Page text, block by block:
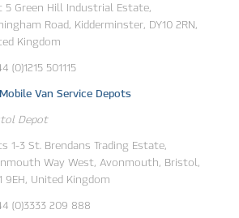
5 Green Hill Industrial Estate,
Road, Kidderminster, DY10 2RN,
Kingdom
(0)1215 501115
Van Service Depots
Depot
1-3 St. Brendans Trading Estate,
Way West, Avonmouth, Bristol,
9EH, United Kingdom
(0)3333 209 888